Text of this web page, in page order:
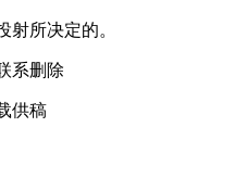
射所决定的。
系删除
供稿